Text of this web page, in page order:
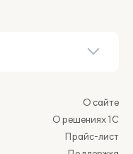
О сайте
О решениях 1С
Прайс-лист